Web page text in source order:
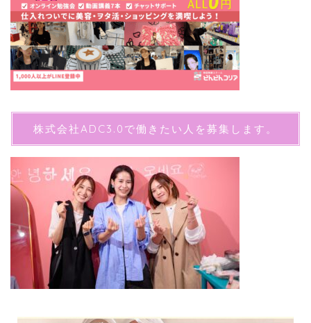
株式会社ADC3.0で働きたい人を募集します。